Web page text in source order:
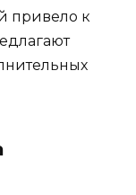
привело к